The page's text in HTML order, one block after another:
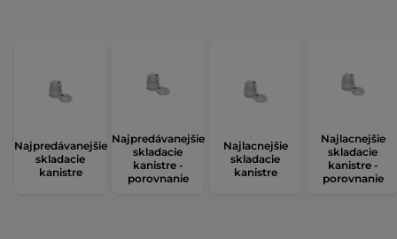
Najpredávanejšie
skladacie
kanistre
Najpredávanejšie
skladacie
kanistre -
porovnanie
Najlacnejšie
skladacie
kanistre
Najlacnejšie
skladacie
kanistre -
porovnanie